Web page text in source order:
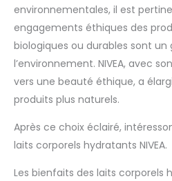
environnementales, il est
engagements éthiques des
biologiques ou durables sont
l’environnement. NIVEA, avec
vers une beauté éthique, a
produits plus naturels.
Après ce choix éclairé,
laits corporels hydratants NIVEA.
Les bienfaits des laits corporels